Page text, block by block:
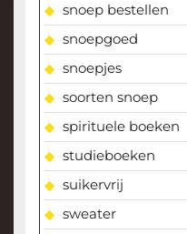
snoep bestellen
snoepgoed
snoepjes
soorten snoep
spirituele boeken
studieboeken
suikervrij
sweater